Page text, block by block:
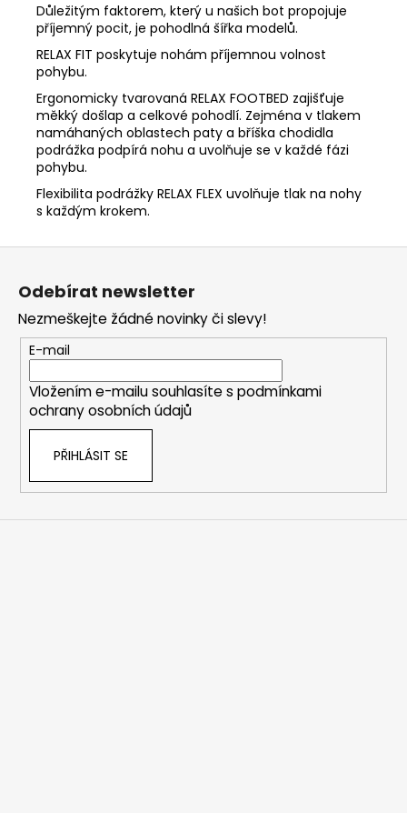
Důležitým faktorem, který u našich bot propojuje
příjemný pocit, je pohodlná šířka modelů.
RELAX FIT poskytuje nohám příjemnou volnost
pohybu.
Ergonomicky tvarovaná RELAX FOOTBED zajišťuje
měkký došlap a celkové pohodlí. Zejména v tlakem
namáhaných oblastech paty a bříška chodidla
podrážka podpírá nohu a uvolňuje se v každé fázi
pohybu.
Flexibilita podrážky RELAX FLEX uvolňuje tlak na nohy
s každým krokem.
Z
Odebírat newsletter
Nezmeškejte žádné novinky či slevy!
E-mail
Vložením e-mailu souhlasíte s podmínkami
ochrany osobních údajů
PŘIHLÁSIT SE